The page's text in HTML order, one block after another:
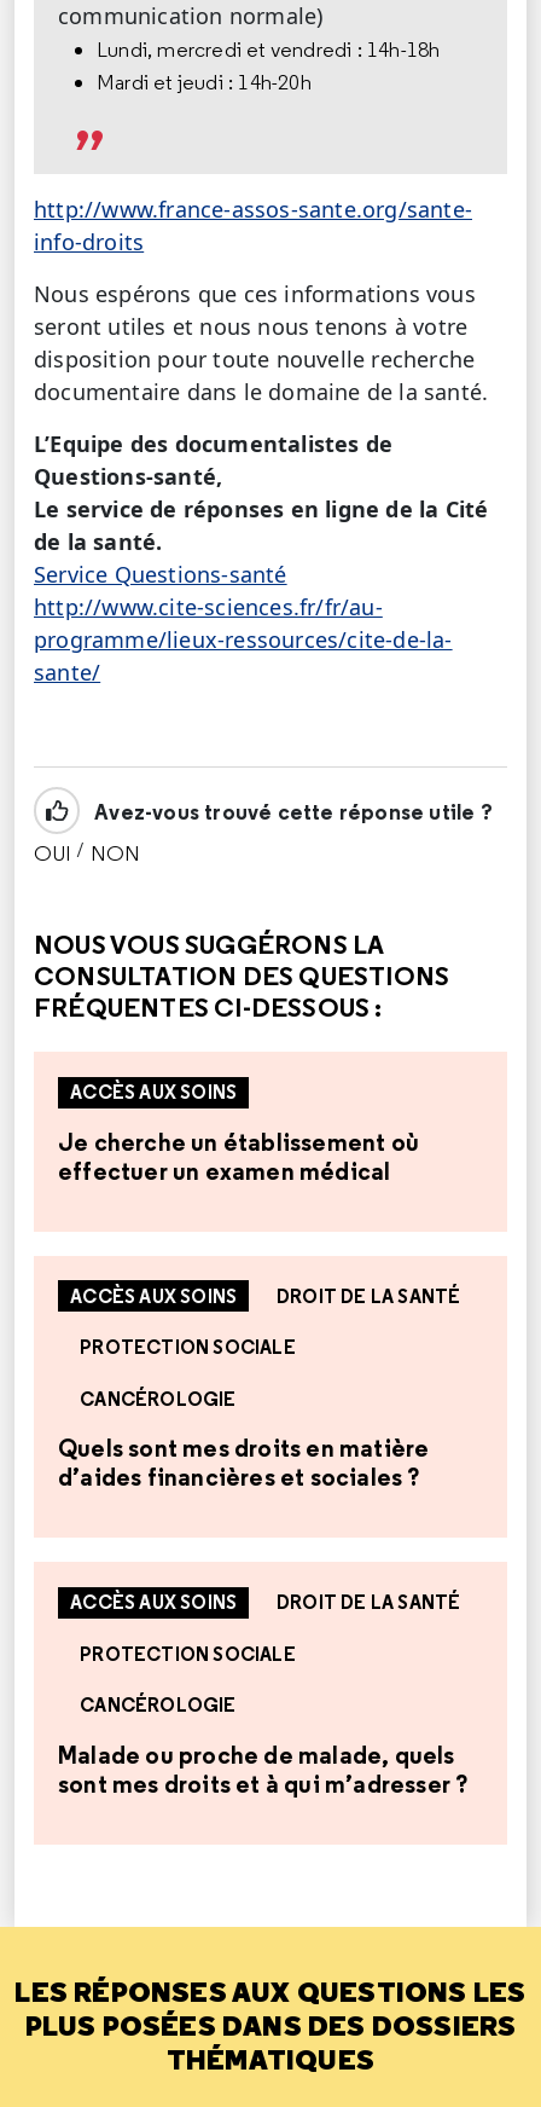
communication normale)
Lundi, mercredi et vendredi : 14h-18h
Mardi et jeudi : 14h-20h
http://www.france-assos-sante.org/sante-
info-droits
Nous espérons que ces informations vous
seront utiles et nous nous tenons à votre
disposition pour toute nouvelle recherche
documentaire dans le domaine de la santé.
L’Equipe des documentalistes de
Questions-santé,
Le service de réponses en ligne de la Cité
de la santé.
Service Questions-santé
http://www.cite-sciences.fr/fr/au-
programme/lieux-ressources/cite-de-la-
sante/
Avez-vous trouvé cette réponse utile ?
OUI / NON
NOUS VOUS SUGGÉRONS LA
CONSULTATION DES QUESTIONS
FRÉQUENTES CI-DESSOUS :
ACCÈS AUX SOINS
Je cherche un établissement où
effectuer un examen médical
ACCÈS AUX SOINS DROIT DE LA SANTÉ
PROTECTION SOCIALE
CANCÉROLOGIE
Quels sont mes droits en matière
d’aides financières et sociales ?
ACCÈS AUX SOINS DROIT DE LA SANTÉ
PROTECTION SOCIALE
CANCÉROLOGIE
Malade ou proche de malade, quels
sont mes droits et à qui m’adresser ?
LES RÉPONSES AUX QUESTIONS LES
PLUS POSÉES DANS DES DOSSIERS
THÉMATIQUES